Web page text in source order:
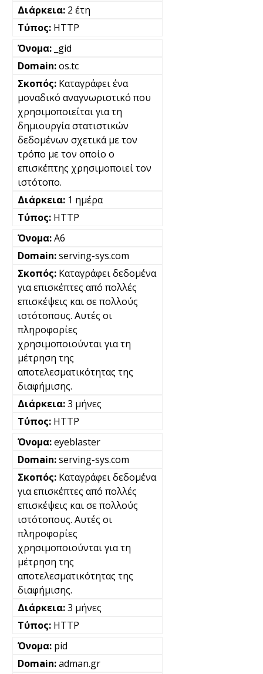
2 έτη
HTTP
_gid
os.tc
Καταγράφει ένα
μοναδικό αναγνωριστικό που
χρησιμοποιείται για τη
δημιουργία στατιστικών
δεδομένων σχετικά με τον
τρόπο με τον οποίο ο
επισκέπτης χρησιμοποιεί τον
ιστότοπο.
1 ημέρα
HTTP
A6
serving-sys.com
Καταγράφει δεδομένα
για επισκέπτες από πολλές
επισκέψεις και σε πολλούς
ιστότοπους. Αυτές οι
πληροφορίες
χρησιμοποιούνται για τη
μέτρηση της
αποτελεσματικότητας της
διαφήμισης.
3 μήνες
HTTP
eyeblaster
serving-sys.com
Καταγράφει δεδομένα
για επισκέπτες από πολλές
επισκέψεις και σε πολλούς
ιστότοπους. Αυτές οι
πληροφορίες
χρησιμοποιούνται για τη
μέτρηση της
αποτελεσματικότητας της
διαφήμισης.
3 μήνες
HTTP
pid
adman.gr